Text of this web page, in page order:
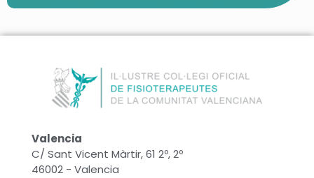
Valencia
C/ Sant Vicent Màrtir, 61 2º, 2º
46002 - Valencia